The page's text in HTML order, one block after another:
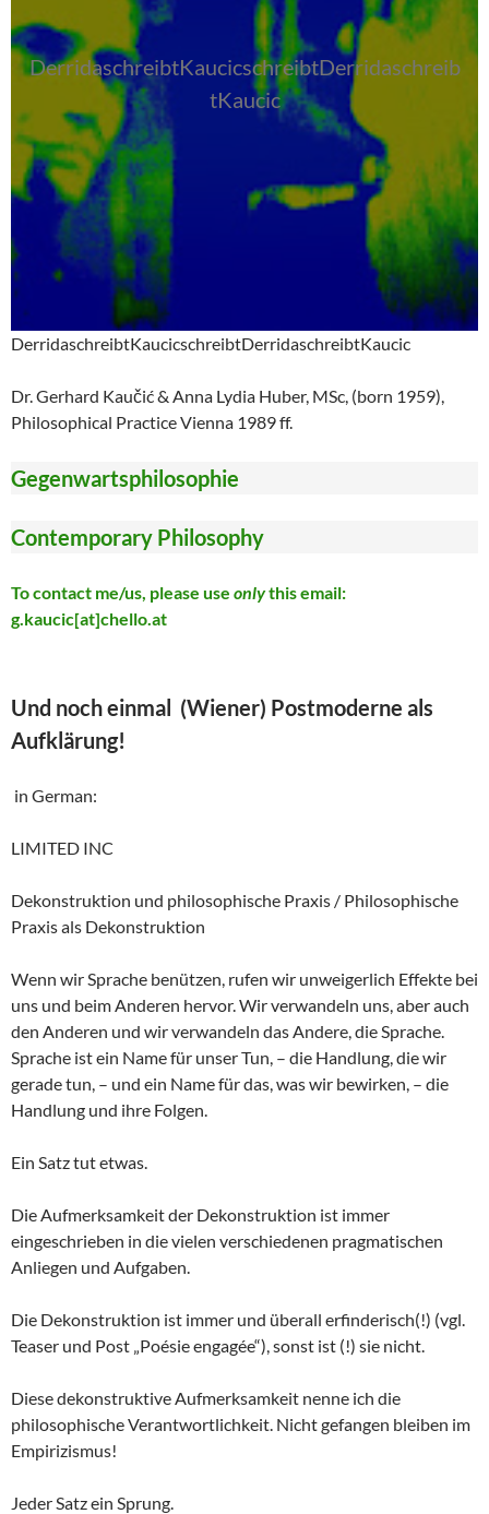
DerridaschreibtKaucicschreibtDerridaschreib
tKaucic
DerridaschreibtKaucicschreibtDerridaschreibtKaucic
Dr. Gerhard Kaučić & Anna Lydia Huber, MSc, (born 1959),
Philosophical Practice Vienna 1989 ff.
Gegenwartsphilosophie
Contemporary Philosophy
To contact me/us, please use onlythis email:
g.kaucic[at]chello.at
Und noch einmal (Wiener) Postmoderne als
Aufklärung!
in German:
LIMITED INC
Dekonstruktion und philosophische Praxis / Philosophische
Praxis als Dekonstruktion
Wenn wir Sprache benützen, rufen wir unweigerlich Effekte bei
uns und beim Anderen hervor. Wir verwandeln uns, aber auch
den Anderen und wir verwandeln das Andere, die Sprache.
Sprache ist ein Name für unser Tun, – die Handlung, die wir
gerade tun, – und ein Name für das, was wir bewirken, – die
Handlung und ihre Folgen.
Ein Satz tut etwas.
Die Aufmerksamkeit der Dekonstruktion ist immer
eingeschrieben in die vielen verschiedenen pragmatischen
Anliegen und Aufgaben.
Die Dekonstruktion ist immer und überall erfinderisch(!) (vgl.
Teaser und Post „Poésie engagée“), sonst ist (!) sie nicht.
Diese dekonstruktive Aufmerksamkeit nenne ich die
philosophische Verantwortlichkeit. Nicht gefangen bleiben im
Empirizismus!
Jeder Satz ein Sprung.